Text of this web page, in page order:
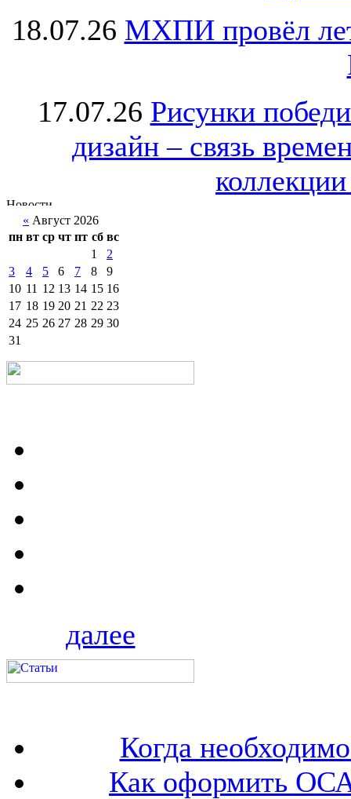
18.07.26 МХПИ провёл
17.07.26 Рисунки
дизайн – связь
« Август 2026
пн вт ср чт пт сб вс
1
2
3
4 5 6 7 8
9
10 11 12 13 14 15 16
17 18 19 20 21 22 23
24 25 26 27 28 29 30
31
далее
Когда
Как оформить